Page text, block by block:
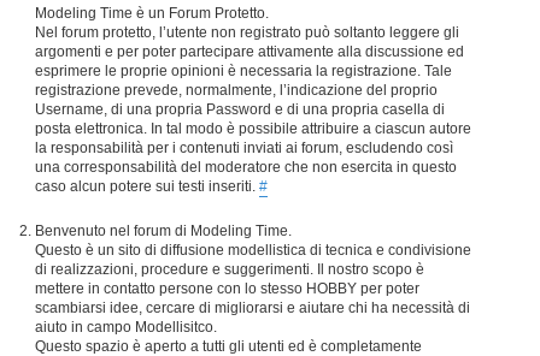
Modeling Time è un Forum Protetto.
Nel forum protetto, l’utente non registrato può soltanto leggere gli
argomenti e per poter partecipare attivamente alla discussione ed
esprimere le proprie opinioni è necessaria la registrazione. Tale
registrazione prevede, normalmente, l’indicazione del proprio
Username, di una propria Password e di una propria casella di
posta elettronica. In tal modo è possibile attribuire a ciascun autore
la responsabilità per i contenuti inviati ai forum, escludendo così
una corresponsabilità del moderatore che non esercita in questo
caso alcun potere sui testi inseriti. #
Benvenuto nel forum di Modeling Time.
Questo è un sito di diffusione modellistica di tecnica e condivisione
di realizzazioni, procedure e suggerimenti. Il nostro scopo è
mettere in contatto persone con lo stesso HOBBY per poter
scambiarsi idee, cercare di migliorarsi e aiutare chi ha necessità di
aiuto in campo Modellisitco.
Questo spazio è aperto a tutti gli utenti ed è completamente